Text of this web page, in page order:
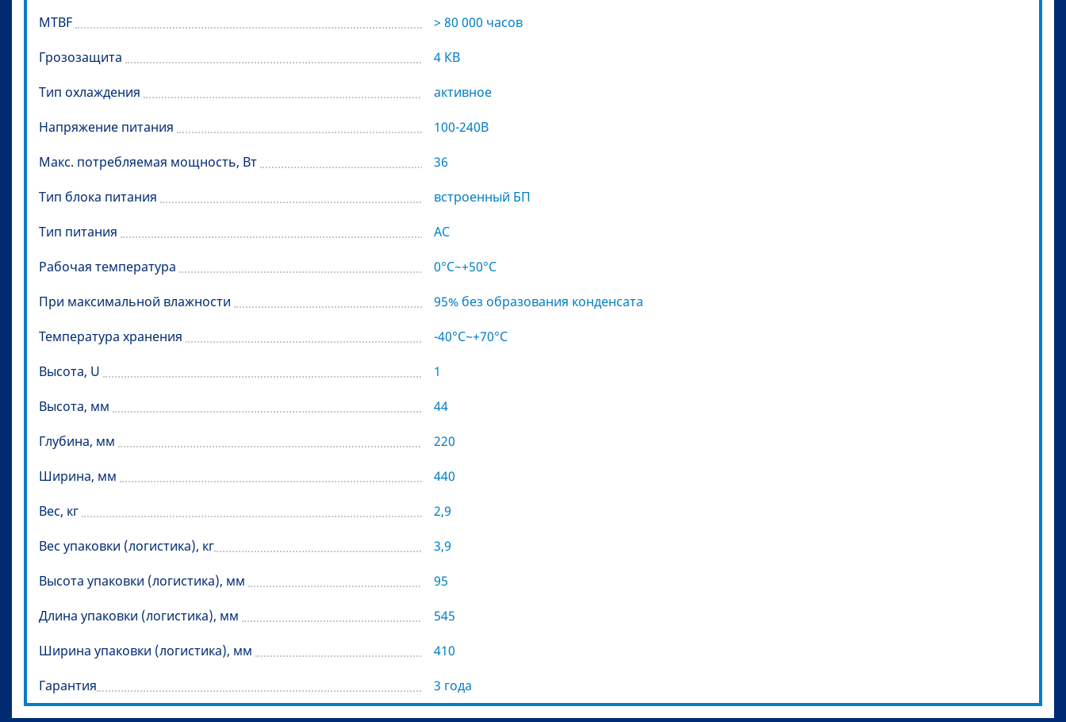
MTBF
> 80 000 часов
Грозозащита
4 КВ
Тип охлаждения
активное
Напряжение питания
100-240В
Макс. потребляемая мощность, Вт
36
Тип блока питания
встроенный БП
Тип питания
AC
Рабочая температура
0°C~+50°C
При максимальной влажности
95% без образования конденсата
Температура хранения
-40°C~+70°C
Высота, U
1
Высота, мм
44
Глубина, мм
220
Ширина, мм
440
Вес, кг
2,9
Вес упаковки (логистика), кг
3,9
Высота упаковки (логистика), мм
95
Длина упаковки (логистика), мм
545
Ширина упаковки (логистика), мм
410
Гарантия
3 года